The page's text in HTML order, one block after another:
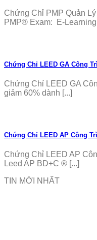
Chứng Chỉ PMP Quản
PMP® Exam: E-Learning
Chứng Chỉ LEED GA Công
Chứng Chỉ LEED GA
giảm 60% dành [...]
Chứng Chỉ LEED AP Công
Chứng Chỉ LEED AP
Leed AP BD+C ® [...]
TIN MỚI NHẤT